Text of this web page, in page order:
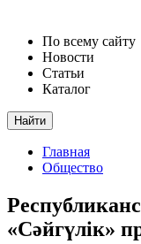
По всему сайту
Новости
Статьи
Каталог
Найти
Главная
Общество
«Сәйгүлік»